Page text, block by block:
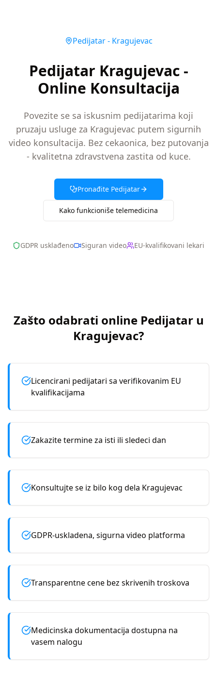
Pedijatar- Kragujevac
Pedijatar Kragujevac -
Online Konsultacija
Povezite se sa iskusnim pedijatarima koji
pruzaju usluge za Kragujevac putem sigurnih
video konsultacija. Bez cekaonica, bez putovanja
- kvalitetna zdravstvena zastita od kuce.
Pronađite Pedijatar
Kako funkcioniše telemedicina
GDPR usklađeno Siguran video EU-kvalifikovani lekari
Zašto odabrati online Pedijatar u
Kragujevac?
Licencirani pedijatari sa verifikovanim EU
kvalifikacijama
Zakazite termine za isti ili sledeci dan
Konsultujte se iz bilo kog dela Kragujevac
GDPR-uskladena, sigurna video platforma
Transparentne cene bez skrivenih troskova
Medicinska dokumentacija dostupna na
vasem nalogu